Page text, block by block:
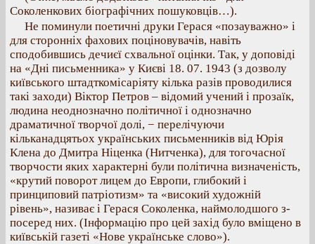
Соколенкових біографічних пошуковців…).
Не поминули поетичні друки Герася «позауважно» і
для сторонніх фахових поціновувачів, навіть
сподобившись дечиєї схвальної оцінки. Так, у доповіді
на «Дні письменника» у Києві 18. 07. 1943 (з дозволу
київського штадткомісаріяту кілька разів проводилися
такі заходи) Віктор Петров – відомий учений і прозаїк,
людина неоднозначно політичної і однозначно
драматичної творчої долі, − перелічуючи
кільканадцятьох українських письменників від Юрія
Клена до Дмитра Ніценка (Нитченка), для тогочасної
творчости яких характерні були політична визначеність,
«крутий поворот лицем до Европи, глибокий і
принциповий патріотизм» та «високий художній
рівень», називає і Герася Соколенка, наймолодшого з-
посеред них. (Інформацію про цей захід було вміщено в
київській газеті «Нове українське слово»).